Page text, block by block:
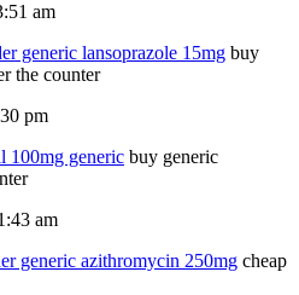
am
generic lansoprazole 15mg buy
the counter
pm
100mg generic buy generic
am
generic azithromycin 250mg cheap